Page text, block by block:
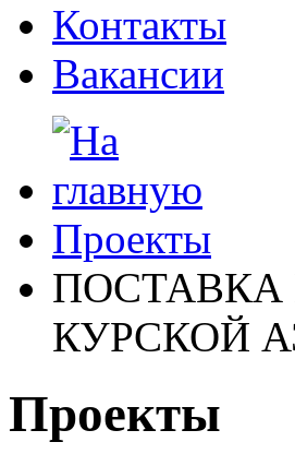
Контакты
Вакансии
Проекты
КУРСКОЙ
Проекты